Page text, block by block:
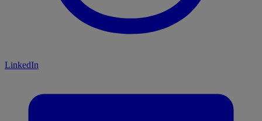
LinkedIn